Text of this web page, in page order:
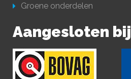
Groene onderdelen
Aangesloten bij